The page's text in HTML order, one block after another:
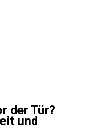
der Tür?
und